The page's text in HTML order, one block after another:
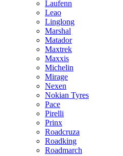
Laufenn
Leao
Linglong
Marshal
Matador
Maxtrek
Maxxis
Michelin
Mirage
Nexen
Nokian Tyres
Pace
Pirelli
Prinx
Roadcruza
Roadking
Roadmarch